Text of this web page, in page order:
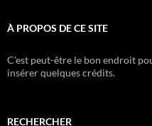
À PROPOS DE CE SITE
C’est peut-être le bon endroit
insérer quelques crédits.
RECHERCHER